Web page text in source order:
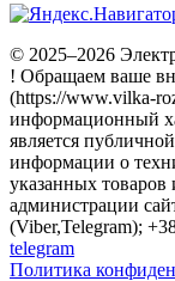
© 2025–2026
! Обращаем ваше
(https://www.vilka-
информационный
является
информации о
указанных товаров
администрации
(Viber,Telegram);
telegram
Политика